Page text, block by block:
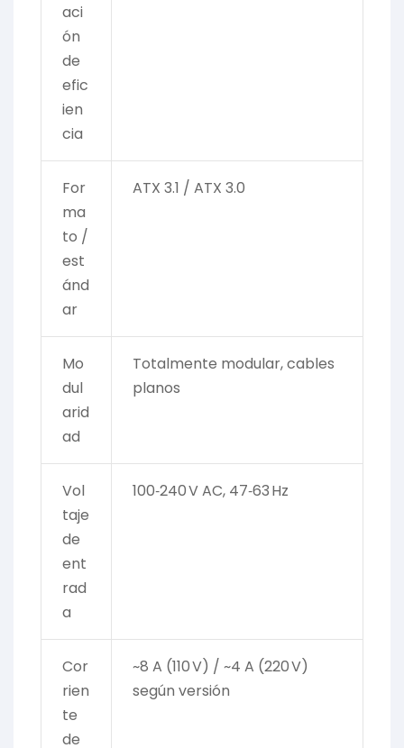
aci
ón
de
efic
ien
cia
For
ma
to /
est
ánd
ar
ATX 3.1 / ATX 3.0
Mo
dul
arid
ad
Totalmente modular, cables
planos
Vol
taje
de
ent
rad
a
100‑240 V AC, 47‑63 Hz
Cor
rien
te
de
~8 A (110 V) / ~4 A (220 V)
según versión